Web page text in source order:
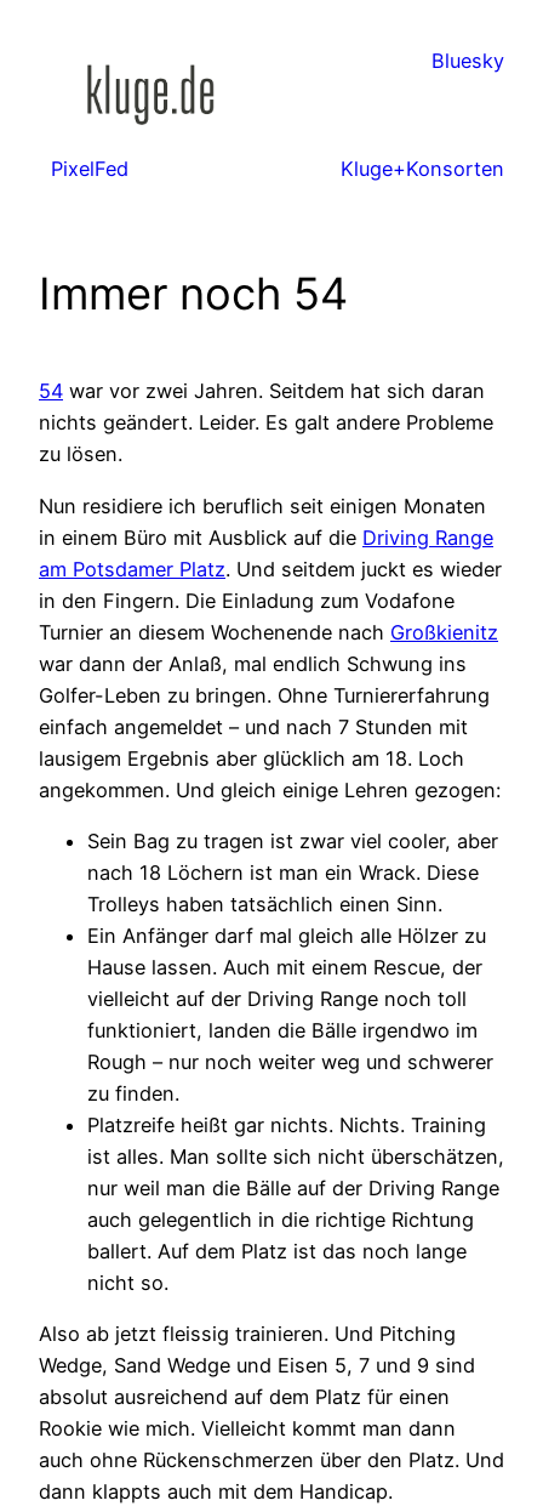
Bluesky
PixelFed Kluge+Konsorten
Immer noch 54
54 war vor zwei Jahren. Seitdem hat sich daran
nichts geändert. Leider. Es galt andere Probleme
zu lösen.
Nun residiere ich beruflich seit einigen Monaten
in einem Büro mit Ausblick auf die Driving Range
am Potsdamer Platz. Und seitdem juckt es wieder
in den Fingern. Die Einladung zum Vodafone
Turnier an diesem Wochenende nach Großkienitz
war dann der Anlaß, mal endlich Schwung ins
Golfer-Leben zu bringen. Ohne Turniererfahrung
einfach angemeldet – und nach 7 Stunden mit
lausigem Ergebnis aber glücklich am 18. Loch
angekommen. Und gleich einige Lehren gezogen:
Sein Bag zu tragen ist zwar viel cooler, aber
nach 18 Löchern ist man ein Wrack. Diese
Trolleys haben tatsächlich einen Sinn.
Ein Anfänger darf mal gleich alle Hölzer zu
Hause lassen. Auch mit einem Rescue, der
vielleicht auf der Driving Range noch toll
funktioniert, landen die Bälle irgendwo im
Rough – nur noch weiter weg und schwerer
zu finden.
Platzreife heißt gar nichts. Nichts. Training
ist alles. Man sollte sich nicht überschätzen,
nur weil man die Bälle auf der Driving Range
auch gelegentlich in die richtige Richtung
ballert. Auf dem Platz ist das noch lange
nicht so.
Also ab jetzt fleissig trainieren. Und Pitching
Wedge, Sand Wedge und Eisen 5, 7 und 9 sind
absolut ausreichend auf dem Platz für einen
Rookie wie mich. Vielleicht kommt man dann
auch ohne Rückenschmerzen über den Platz. Und
dann klappts auch mit dem Handicap.